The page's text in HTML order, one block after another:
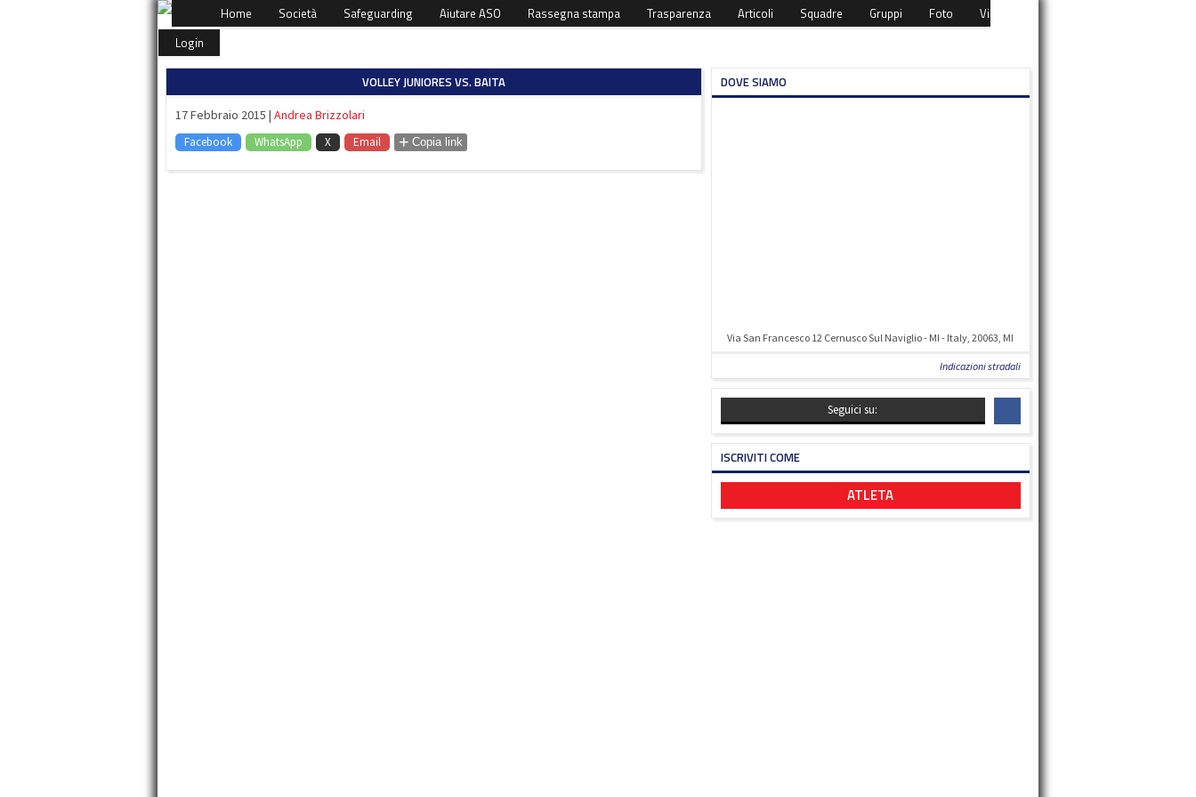
Home Società Safeguarding Aiutare ASO Rassegna stampa Trasparenza Articoli Squadre Gruppi Foto Video
Login
VOLLEY JUNIORES VS. BAITA
17 Febbraio 2015 | Andrea Brizzolari
Facebook WhatsApp X Email + Copia link
DOVE SIAMO
Via San Francesco 12 Cernusco Sul Naviglio - MI - Italy, 20063, MI
Indicazioni stradali
Seguici su:
ISCRIVITI COME
ATLETA